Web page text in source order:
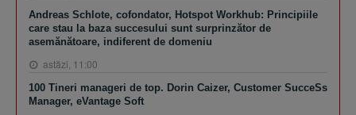
Andreas Schlote, cofondator, Hotspot Workhub: Principiile
care stau la baza succesului sunt surprinzător de
asemănătoare, indiferent de domeniu
astăzi, 11:00
100 Tineri manageri de top. Dorin Caizer, Customer SucceSs
Manager, eVantage Soft